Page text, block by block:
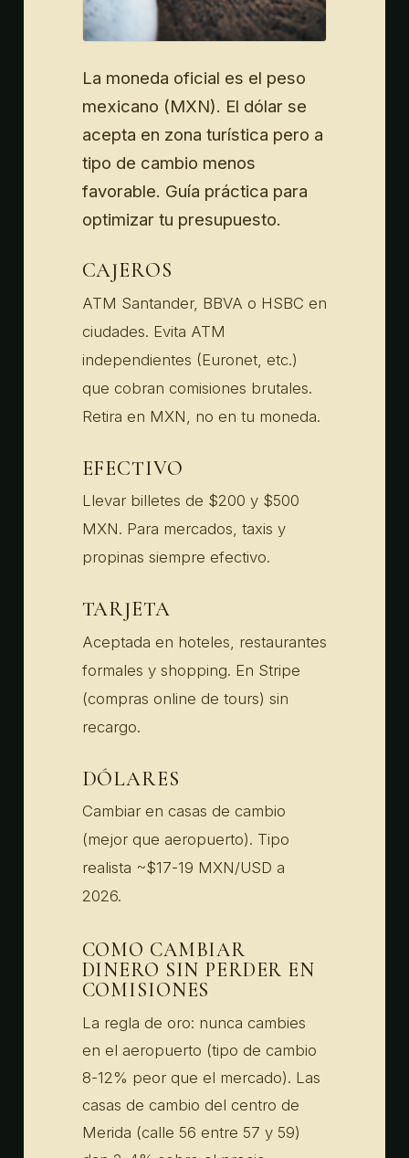
La moneda oficial es el peso
mexicano (MXN). El dólar se
acepta en zona turística pero a
tipo de cambio menos
favorable. Guía práctica para
optimizar tu presupuesto.
CAJEROS
ATM Santander, BBVA o HSBC en
ciudades. Evita ATM
independientes (Euronet, etc.)
que cobran comisiones brutales.
Retira en MXN, no en tu moneda.
EFECTIVO
Llevar billetes de $200 y $500
MXN. Para mercados, taxis y
propinas siempre efectivo.
TARJETA
Aceptada en hoteles, restaurantes
formales y shopping. En Stripe
(compras online de tours) sin
recargo.
DÓLARES
Cambiar en casas de cambio
(mejor que aeropuerto). Tipo
realista ~$17-19 MXN/USD a
2026.
COMO CAMBIAR
DINERO SIN PERDER EN
COMISIONES
La regla de oro: nunca cambies
en el aeropuerto (tipo de cambio
8-12% peor que el mercado). Las
casas de cambio del centro de
Merida (calle 56 entre 57 y 59)